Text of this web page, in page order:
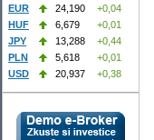
EUR 24,190
+0,04
HUF
6,679
+0,01
JPY
13,288
+0,44
PLN
5,618
+0,01
USD
20,937 +0,38